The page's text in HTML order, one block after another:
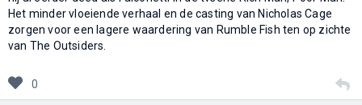
Het minder vloeiende verhaal en de casting van Nicholas Cage
zorgen voor een lagere waardering van Rumble Fish ten op zichte
van The Outsiders.
0